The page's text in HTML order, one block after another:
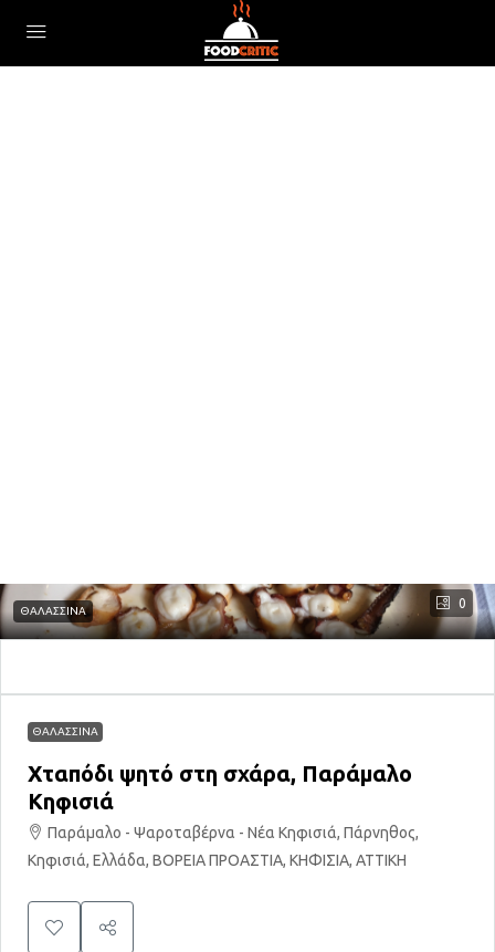
0
ΘΑΛΑΣΣΙΝΑ
ΘΑΛΑΣΣΙΝΑ
Χταπόδι ψητό στη σχάρα, Παράμαλο
Κηφισιά
Παράμαλο - Ψαροταβέρνα - Νέα Κηφισιά, Πάρνηθος,
Κηφισιά, Ελλάδα, ΒΟΡΕΙΑ ΠΡΟΑΣΤΙΑ, ΚΗΦΙΣΙΑ, ΑΤΤΙΚΗ